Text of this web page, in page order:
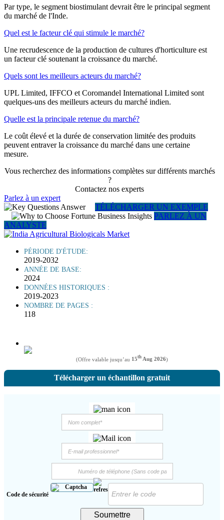
Par type, le segment biostimulant devrait être le principal segment
du marché de l'Inde.
Quel est le facteur clé qui stimule le marché?
Une recrudescence de la production de cultures d'horticulture est
un facteur clé soutenant la croissance du marché.
Quels sont les meilleurs acteurs du marché?
UPL Limited, IFFCO et Coromandel International Limited sont
quelques-uns des meilleurs acteurs du marché indien.
Quelle est la principale retenue du marché?
Le coût élevé et la durée de conservation limitée des produits
peuvent entraver la croissance du marché dans une certaine
mesure.
Vous recherchez des informations complètes sur différents marchés
?
Contactez nos experts
Parlez à un expert
TÉLÉCHARGER UN EXEMPLE
PARLEZ À UN
ANALYSTE
PÉRIODE D'ÉTUDE:
2019-2032
ANNÉE DE BASE:
2024
DONNÉES HISTORIQUES :
2019-2023
NOMBRE DE PAGES :
118
(Offre valable jusqu’au 15th Aug 2026)
Télécharger un échantillon gratuit
Code de sécurité
Soumettre